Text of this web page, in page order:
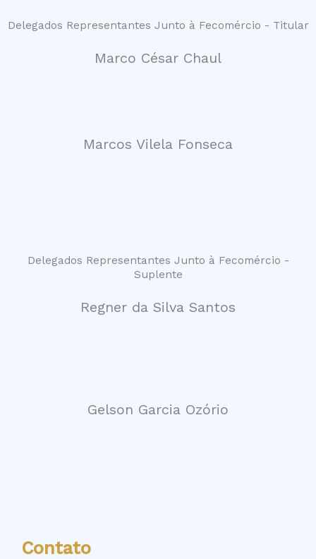
Delegados Representantes Junto à Fecomércio - Titular
Marco César Chaul
Marcos Vilela Fonseca
Delegados Representantes Junto à Fecomércio -
Suplente
Regner da Silva Santos
Gelson Garcia Ozório
Contato